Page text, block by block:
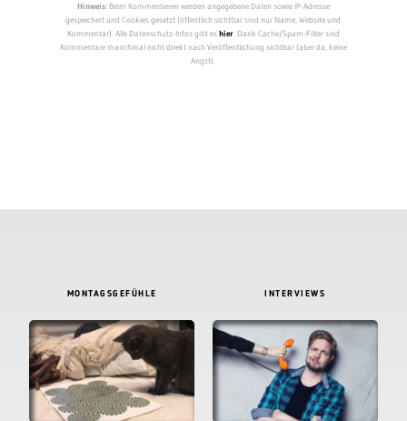
Hinweis:Beim Kommentieren werden angegebene Daten sowie IP-Adresse
gespeichert und Cookies gesetzt (öffentlich sichtbar sind nur Name, Website und
Kommentar). Alle Datenschutz-Infos gibt eshier. Dank Cache/Spam-Filter sind
Kommentare manchmal nicht direkt nach Veröffentlichung sichtbar (aber da, keine
Angst).
MONTAGSGEFÜHLE INTERVIEWS